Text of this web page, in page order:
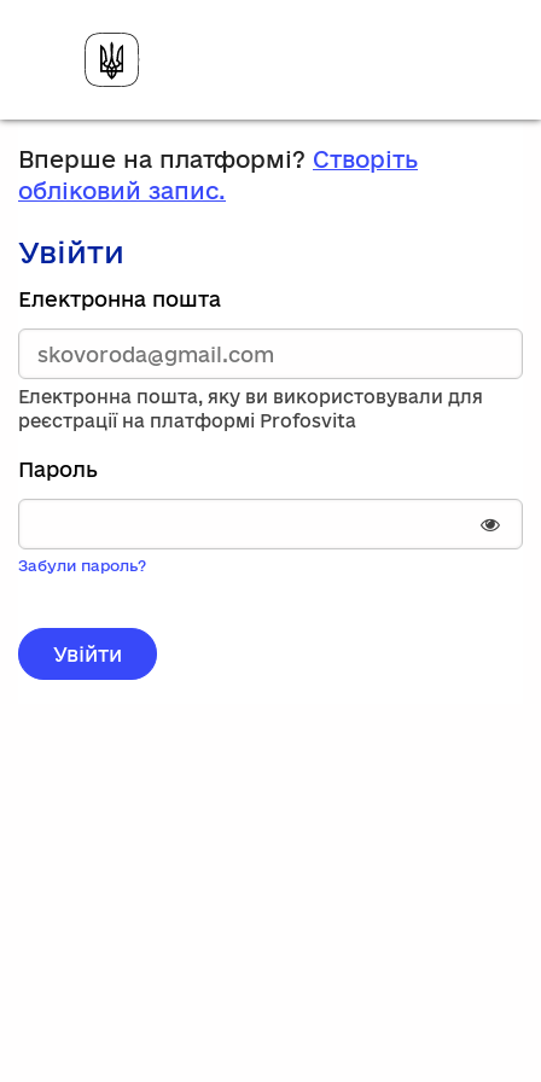
Вперше на платформі? Створіть
обліковий запис.
Увійти
Зареєструйтесь,
використавши
електронну
адресу
та
пароль.
Якщо
вас
немає
запису,
натисніть
реєстрації.
Електронна пошта
Електронна пошта, яку ви використовували для
реєстрації на платформі Profosvita
Пароль
Забули пароль?
Увійти